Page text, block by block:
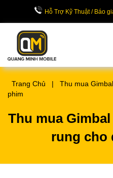
Hỗ Trợ Kỹ Thuật / Báo
Trang Chủ |
Thu mua
phim
Thu mua
rung cho